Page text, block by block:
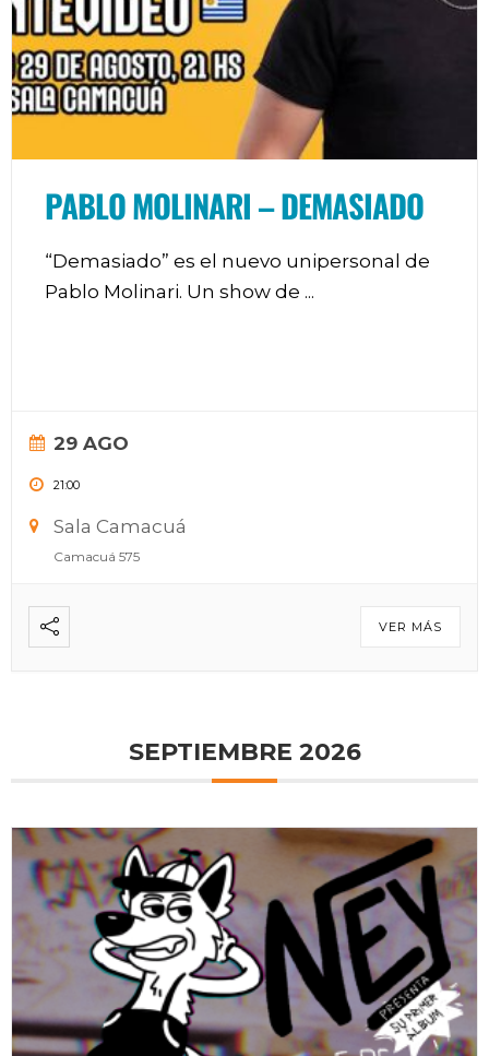
PABLO MOLINARI – DEMASIADO
“Demasiado” es el nuevo unipersonal de
Pablo Molinari. Un show de ...
29 AGO
21:00
Sala Camacuá
Camacuá 575
VER MÁS
SEPTIEMBRE 2026